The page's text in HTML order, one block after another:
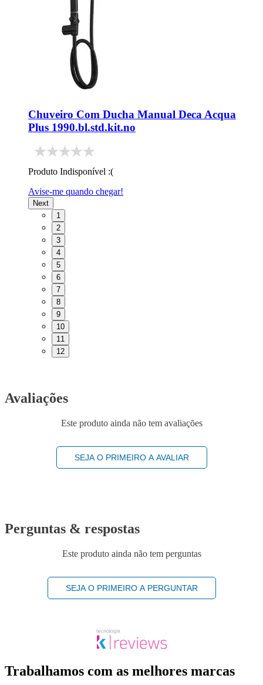
Chuveiro Com Ducha Manual Deca Acqua
Plus 1990.bl.std.kit.no
Produto Indisponível :(
Avise-me quando chegar!
Next
1
2
3
4
5
6
7
8
9
10
11
12
Avaliações
Este produto ainda não tem avaliações
SEJA O PRIMEIRO A AVALIAR
Perguntas & respostas
Este produto ainda não tem perguntas
SEJA O PRIMEIRO A PERGUNTAR
Trabalhamos com as melhores marcas